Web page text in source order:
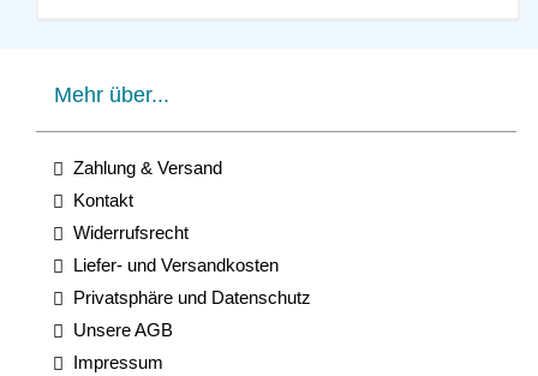
Mehr über...
Zahlung & Versand
Kontakt
Widerrufsrecht
Liefer- und Versandkosten
Privatsphäre und Datenschutz
Unsere AGB
Impressum